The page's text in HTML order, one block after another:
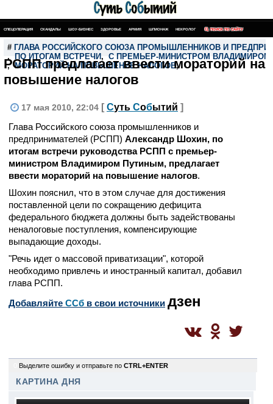
СПЕЦОПЕРАЦИЯ СКАНДАЛЫ ШОУ-БИЗНЕС ЗДОРОВЬЕ АРМИЯ ШПИОНАЖ НЕКРОЛОГ ПОИСК ПО САЙТУ
# ГЛАВА РОССИЙСКОГО СОЮЗА ПРОМЫШЛЕННИКОВ И
,
ПО ИТОГАМ ВСТРЕЧИ, С ПРЕМЬЕР-МИНИСТРОМ
,МОРАТОРИЙ НА ПОВЫШЕНИЕ НАЛОГОВ,
РСПП предлагает ввести мораторий на
повышение налогов
17 мая 2010, 22:04 [ Суть Событий ]
Глава Российского союза промышленников и
предпринимателей (РСПП) Александр Шохин, по
итогам встречи руководства РСПП с премьер-
министром Владимиром Путиным, предлагает
ввести мораторий на повышение налогов.
Шохин пояснил, что в этом случае для достижения
поставленной цели по сокращению дефицита
федерального бюджета должны быть задействованы
неналоговые поступления, компенсирующие
выпадающие доходы.
"Речь идет о массовой приватизации", которой
необходимо привлечь и иностранный капитал, добавил
глава РСПП.
Добавляйте CСб в свои источники дзен
Выделите ошибку и отправьте по CTRL+ENTER
КАРТИНА ДНЯ